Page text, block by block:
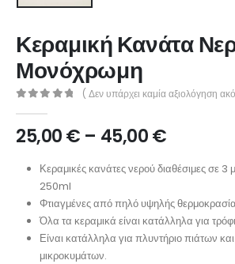
Κεραμική Κανάτα
Μονόχρωμη
( Δεν υπάρχει καμία αξιολόγηση
25,00€ – 45,00€
Κεραμικές κανάτες νερού διαθέσιμες σε
250ml
Φτιαγμένες από πηλό υψηλής
Όλα τα κεραμικά είναι κατάλληλα για
Είναι κατάλληλα για πλυντήριο πιάτων
μικροκυμάτων.